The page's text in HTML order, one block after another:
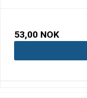
53,00 NOK